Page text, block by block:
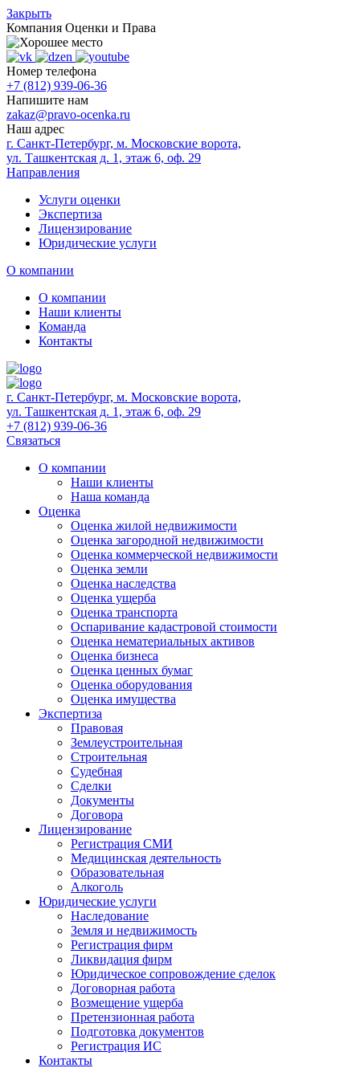
Закрыть
Компания Оценки и Права
Номер телефона
+7 (812) 939-06-36
Напишите нам
zakaz@pravo-ocenka.ru
Наш адрес
г. Санкт-Петербург, м. Московские ворота,
ул. Ташкентская д. 1, этаж 6, оф. 29
Направления
Услуги оценки
Экспертиза
Лицензирование
Юридические услуги
О компании
О компании
Наши клиенты
Команда
Контакты
г. Санкт-Петербург, м. Московские ворота,
ул. Ташкентская д. 1, этаж 6, оф. 29
+7 (812) 939-06-36
Связаться
О компании
Наши клиенты
Наша команда
Оценка
Оценка жилой недвижимости
Оценка загородной недвижимости
Оценка коммерческой недвижимости
Оценка земли
Оценка наследства
Оценка ущерба
Оценка транспорта
Оспаривание кадастровой стоимости
Оценка нематериальных активов
Оценка бизнеса
Оценка ценных бумаг
Оценка оборудования
Оценка имущества
Экспертиза
Правовая
Землеустроительная
Строительная
Судебная
Сделки
Документы
Договора
Лицензирование
Регистрация СМИ
Медицинская деятельность
Образовательная
Алкоголь
Юридические услуги
Наследование
Земля и недвижимость
Регистрация фирм
Ликвидация фирм
Юридическое сопровождение сделок
Договорная работа
Возмещение ущерба
Претензионная работа
Подготовка документов
Регистрация ИС
Контакты